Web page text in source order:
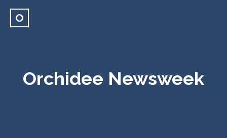
O
Orchidee Newsweek